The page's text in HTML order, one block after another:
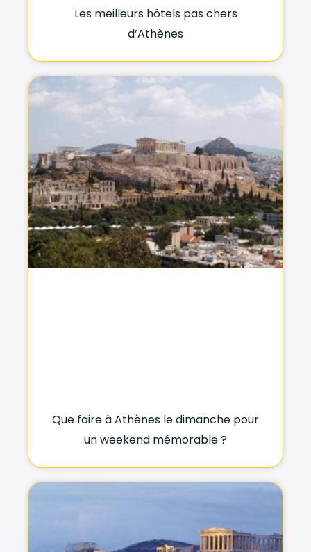
Les meilleurs hôtels pas chers
d’Athènes
Que faire à Athènes le dimanche pour
un weekend mémorable ?